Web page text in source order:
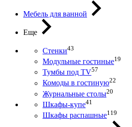
Мебель для ванной
Еще
Стенки43
Модульные гостиные19
Тумбы под ТV57
Комоды в гостиную22
Журнальные столы20
Шкафы-купе41
Шкафы распашные119